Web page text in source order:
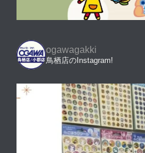
ogawagakki
鳥栖店のInstagram!